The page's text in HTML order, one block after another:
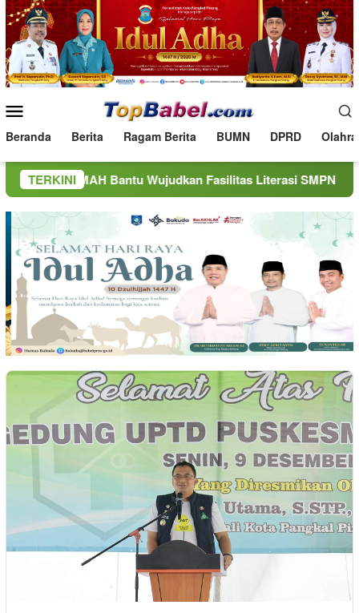
Loncat
ke
konten
Mobile
Beranda Berita Ragam Berita BUMN DPRD
TERKINI
Bantu Wujudkan Fasilitas Literasi SMPN 2 Simpang Katis